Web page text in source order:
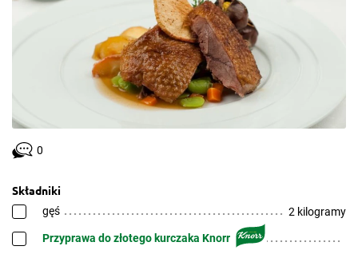
0
Składniki
gęś 2 kilogramy
Przyprawa do złotego kurczaka Knorr